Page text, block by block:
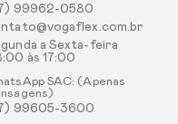
99962-0580
a Sexta-feira
às 17:00
SAC: (Apenas
99605-3600